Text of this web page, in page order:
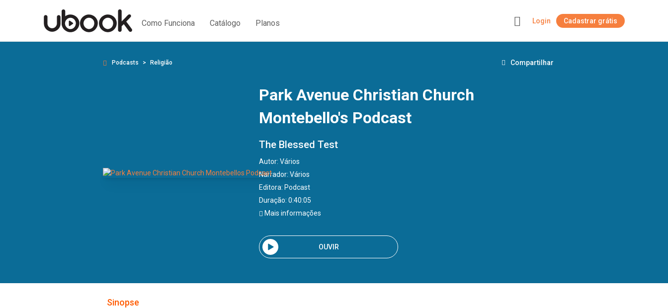
Como Funciona Catálogo Planos Login Cadastrar grátis
Podcasts Religião Compartilhar
Park Avenue Christian Church
Montebello's Podcast
The Blessed Test
Autor: Vários
Narrador: Vários
Editora: Podcast
Duração: 0:40:05
Mais informações
OUVIR
Sinopse